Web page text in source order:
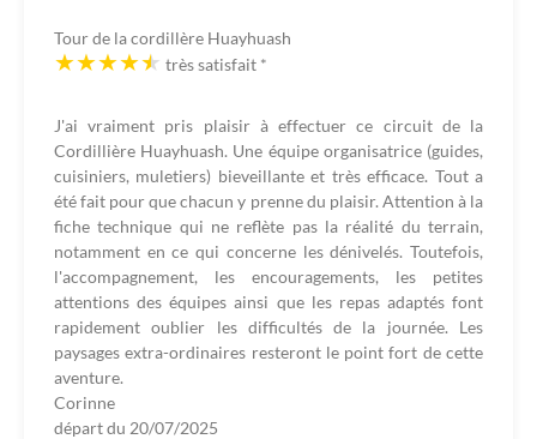
Tour de la cordillère Huayhuash
très satisfait *
J'ai vraiment pris plaisir à effectuer ce circuit de la
Cordillière Huayhuash. Une équipe organisatrice (guides,
cuisiniers, muletiers) bieveillante et très efficace. Tout a
été fait pour que chacun y prenne du plaisir. Attention à la
fiche technique qui ne reflète pas la réalité du terrain,
notamment en ce qui concerne les dénivelés. Toutefois,
l'accompagnement, les encouragements, les petites
attentions des équipes ainsi que les repas adaptés font
rapidement oublier les difficultés de la journée. Les
paysages extra-ordinaires resteront le point fort de cette
aventure.
Corinne
départ du 20/07/2025